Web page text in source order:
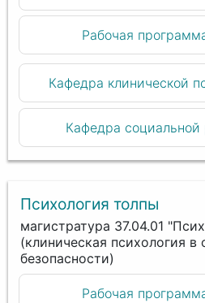
Рабочая
Кафедра клинической
Кафедра
Психология толпы
магистратура 37.04.01
(клиническая психология в
безопасности)
Рабочая